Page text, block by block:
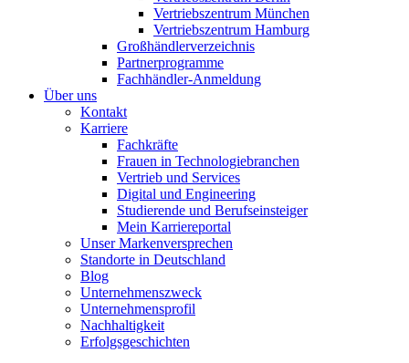
Vertriebszentrum München
Vertriebszentrum Hamburg
Großhändlerverzeichnis
Partnerprogramme
Fachhändler-Anmeldung
Über uns
Kontakt
Karriere
Fachkräfte
Frauen in Technologiebranchen
Vertrieb und Services
Digital und Engineering
Studierende und Berufseinsteiger
Mein Karriereportal
Unser Markenversprechen
Standorte in Deutschland
Blog
Unternehmenszweck
Unternehmensprofil
Nachhaltigkeit
Erfolgsgeschichten